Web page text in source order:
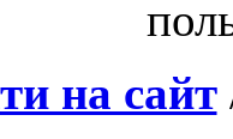
на сайт